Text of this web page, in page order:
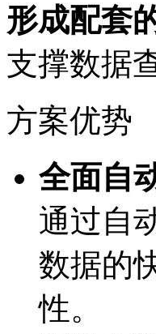
形成配套的
支撑数据
方案优势
全面自
通过自
数据的
性。